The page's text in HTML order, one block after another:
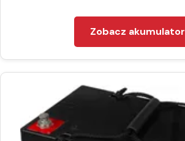
Zobacz akumulator